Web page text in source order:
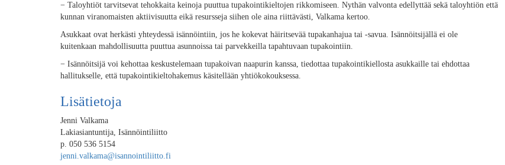
− Taloyhtiöt tarvitsevat tehokkaita keinoja puuttua tupakointikieltojen rikkomiseen. Nythän valvonta edellyttää sekä taloyhtiön että
kunnan viranomaisten aktiivisuutta eikä resursseja siihen ole aina riittävästi, Valkama kertoo.
Asukkaat ovat herkästi yhteydessä isännöintiin, jos he kokevat häiritsevää tupakanhajua tai -savua. Isännöitsijällä ei ole
kuitenkaan mahdollisuutta puuttua asunnoissa tai parvekkeilla tapahtuvaan tupakointiin.
− Isännöitsijä voi kehottaa keskustelemaan tupakoivan naapurin kanssa, tiedottaa tupakointikiellosta asukkaille tai ehdottaa
hallitukselle, että tupakointikieltohakemus käsitellään yhtiökokouksessa.
Lisätietoja
Jenni Valkama
Lakiasiantuntija, Isännöintiliitto
p. 050 536 5154
jenni.valkama@isannointiliitto.fi